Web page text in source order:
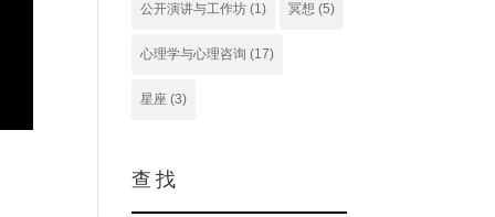
公开演讲与工作坊 (1) 冥想 (5)
心理学与心理咨询 (17)
星座 (3)
查 找